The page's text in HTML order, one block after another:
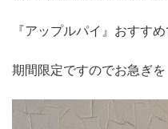
『アップルパイ』おすすめ
期間限定ですのでお急ぎを